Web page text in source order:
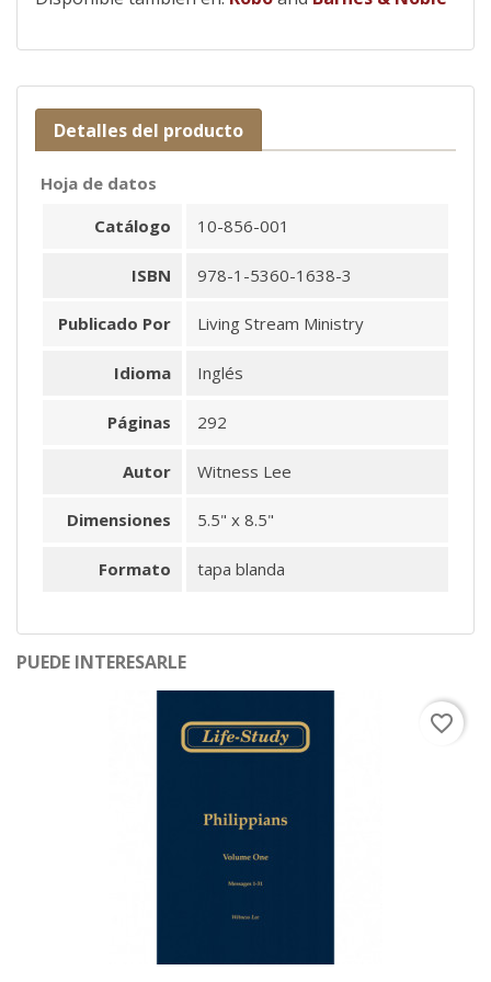
Detalles del producto
Hoja de datos
Catálogo
10-856-001
ISBN 978-1-5360-1638-3
Publicado Por Living Stream Ministry
Idioma Inglés
Páginas 292
Autor Witness Lee
Dimensiones 5.5" x 8.5"
Formato tapa blanda
PUEDE INTERESARLE
favorite_border